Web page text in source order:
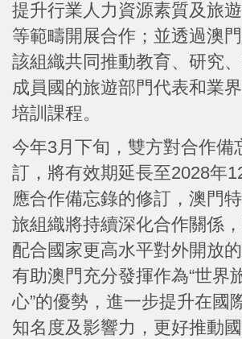
提升行業人力資源素質及旅
等範疇開展合作；並透過澳
該組織共同推動教育、研究
成員國的旅遊部門代表和業
培訓課程。
今年3月下旬，雙方對合作備
訂，將有效期延長至2028年
應合作備忘錄的修訂，澳門
旅組織將持續深化合作關係
配合國家更高水平對外開放
有助澳門充分發揮作為“世界
心”的優勢，進一步提升在國
知名度及影響力，更好推動